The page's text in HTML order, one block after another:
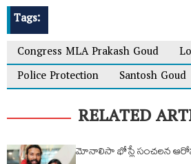
Tags:
Congress MLA Prakash Goud
Police Protection
Santosh Goud
RELATED
మోనాలిసా భోస్లే సంచలన